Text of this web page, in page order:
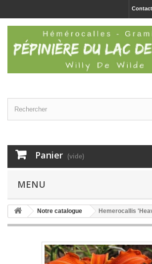
Panier (vide)
MENU
Notre catalogue Hemerocallis